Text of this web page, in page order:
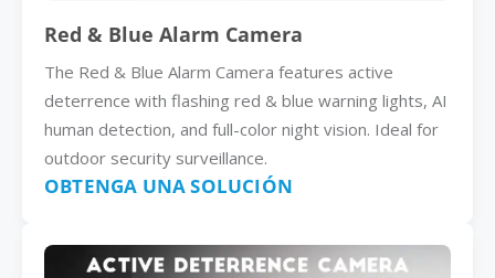
Red & Blue Alarm Camera
The Red & Blue Alarm Camera features active
deterrence with flashing red & blue warning lights, AI
human detection, and full-color night vision. Ideal for
outdoor security surveillance.
OBTENGA UNA SOLUCIÓN